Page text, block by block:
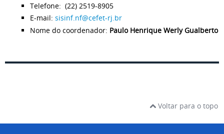
Telefone: (22) 2519-8905
E-mail: sisinf.nf@cefet-rj.br
Nome do coordenador: Paulo Henrique Werly Gualberto
Voltar para o topo